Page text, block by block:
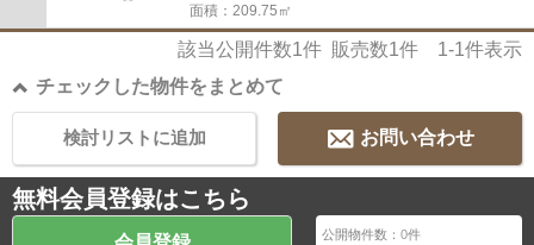
面積：209.75㎡
該当公開件数1件 販売数1件 1-1件表示
チェックした物件をまとめて
お問い合わせ
検討リストに追加
無料会員登録はこちら
公開物件数：0件